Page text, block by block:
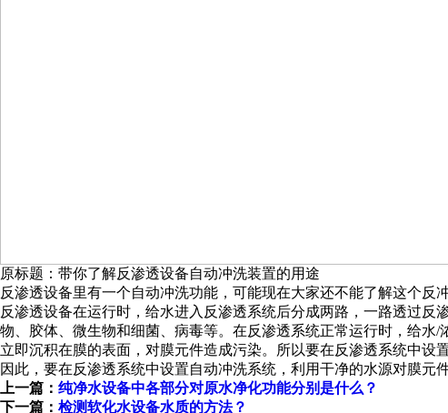
原标题：带你了解反渗透设备自动冲洗装置的用途
反渗透设备里有一个自动冲洗功能，可能现在大家还不能了解这个反
反渗透设备在运行时，给水进入反渗透系统后分成两路，一路透过
物、胶体、微生物和细菌、病毒等。在反渗透系统正常运行时，给
立即沉积在膜的表面，对膜元件造成污染。所以要在反渗透系统中设
因此，要在反渗透系统中设置自动冲洗系统，利用干净的水源对膜元
上一篇： 纯净水设备中各部分对原水净化功能分别是什么？
下一篇： 检测软化水设备水质的方法？